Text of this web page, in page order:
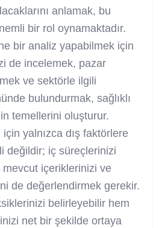
anlamak, bu
bir rol oynamaktadır.
bir analiz yapabilmek için
de incelemek, pazar
ve sektörle ilgili
bulundurmak, sağlıklı
temellerini oluşturur.
için yalnızca dış faktörlere
değildir; iç süreçlerinizi
içeriklerinizi ve
de değerlendirmek gerekir.
belirleyebilir hem
net bir şekilde ortaya